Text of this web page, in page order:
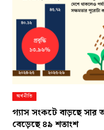
অর্থনীতি
গ্যাস সংকটে বাড়ছে
বেড়েছে ৪৯ শতাংশ